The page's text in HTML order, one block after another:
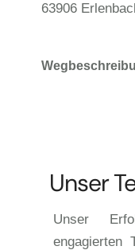
63906
Unser
Unser
engagierten